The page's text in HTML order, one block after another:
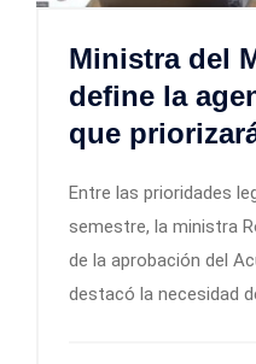
Ministra del
define la
que
Entre las prioridades
semestre, la ministra
de la aprobación del
destacó la necesidad